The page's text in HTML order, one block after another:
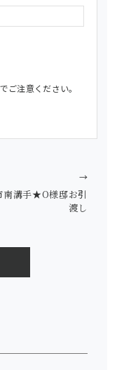
ご注意ください。
南溝手★O様邸お引
渡し
→